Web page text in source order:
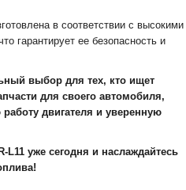
в соответствии с высокими
гарантирует ее безопасность и
выбор для тех, кто ищет
для своего автомобиля,
двигателя и уверенную
L11 уже сегодня и наслаждайтесь